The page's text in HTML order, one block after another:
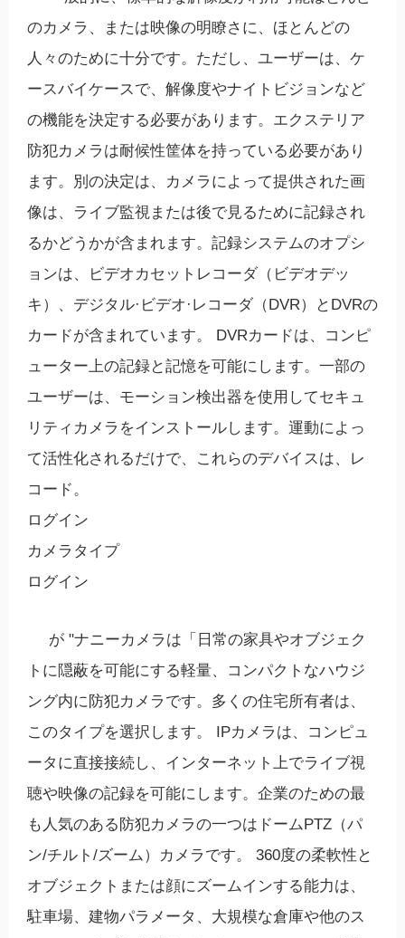
のカメラ、または映像の明瞭さに、ほとんどの
人々のために十分です。ただし、ユーザーは、ケ
ースバイケースで、解像度やナイトビジョンなど
の機能を決定する必要があります。エクステリア
防犯カメラは耐候性筐体を持っている必要があり
ます。別の決定は、カメラによって提供された画
像は、ライブ監視または後で見るために記録され
るかどうかが含まれます。記録システムのオプシ
ョンは、ビデオカセットレコーダ（ビデオデッ
キ）、デジタル·ビデオ·レコーダ（DVR）とDVRの
カードが含まれています。 DVRカードは、コンピ
ューター上の記録と記憶を可能にします。一部の
ユーザーは、モーション検出器を使用してセキュ
リティカメラをインストールします。運動によっ
て活性化されるだけで、これらのデバイスは、レ
コード。
ログイン
カメラタイプ
ログイン
が "ナニーカメラは「日常の家具やオブジェク
トに隠蔽を可能にする軽量、コンパクトなハウジ
ング内に防犯カメラです。多くの住宅所有者は、
このタイプを選択します。 IPカメラは、コンピュ
ータに直接接続し、インターネット上でライブ視
聴や映像の記録を可能にします。企業のための最
も人気のある防犯カメラの一つはドームPTZ（パ
ン/チルト/ズーム）カメラです。 360度の柔軟性と
オブジェクトまたは顔にズームインする能力は、
駐車場、建物パラメータ、大規模な倉庫や他のス